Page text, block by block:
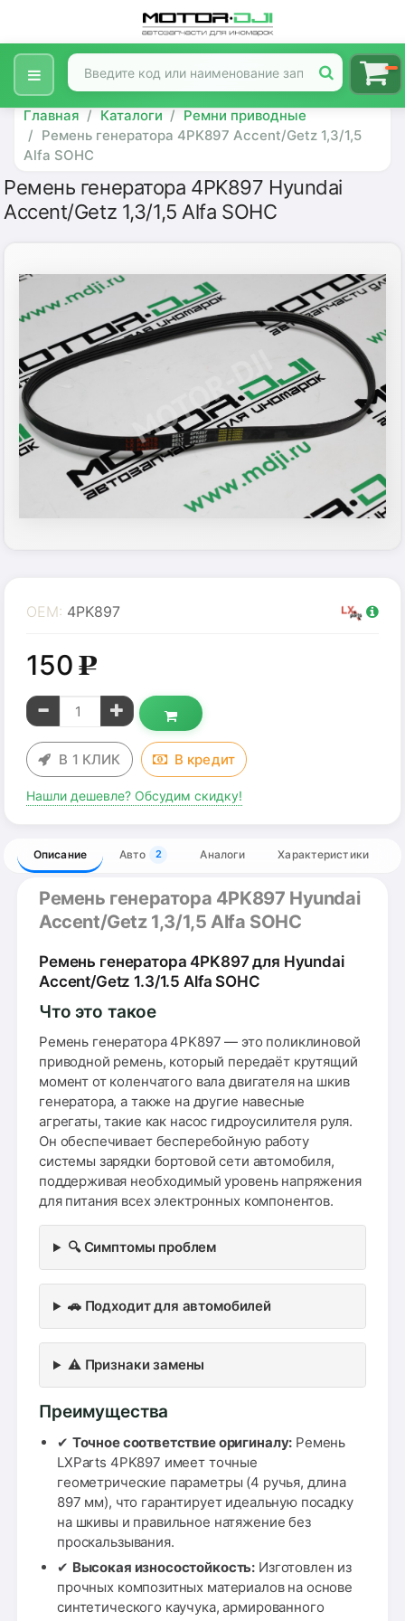
Главная Каталоги
Ремни приводные
Ремень генератора 4PK897 Accent/Getz 1,3/1,5
Alfa SOHC
Ремень генератора 4PK897 Hyundai
Accent/Getz 1,3/1,5 Alfa SOHC
OEM: 4PK897
150g
В 1 КЛИК В кредит
Нашли дешевле? Обсудим скидку!
Описание Авто 2 Аналоги Характеристики
Ремень генератора 4PK897 Hyundai
Accent/Getz 1,3/1,5 Alfa SOHC
Ремень генератора 4PK897 для Hyundai
Accent/Getz 1.3/1.5 Alfa SOHC
Что это такое
Ремень генератора 4PK897 — это поликлиновой
приводной ремень, который передаёт крутящий
момент от коленчатого вала двигателя на шкив
генератора, а также на другие навесные
агрегаты, такие как насос гидроусилителя руля.
Он обеспечивает бесперебойную работу
системы зарядки бортовой сети автомобиля,
поддерживая необходимый уровень напряжения
для питания всех электронных компонентов.
🔍 Симптомы проблем
🚗 Подходит для автомобилей
⚠️ Признаки замены
Преимущества
✔ Точное соответствие оригиналу: Ремень
LXParts 4PK897 имеет точные
геометрические параметры (4 ручья, длина
897 мм), что гарантирует идеальную посадку
на шкивы и правильное натяжение без
проскальзывания.
✔ Высокая износостойкость: Изготовлен из
прочных композитных материалов на основе
синтетического каучука, армированного